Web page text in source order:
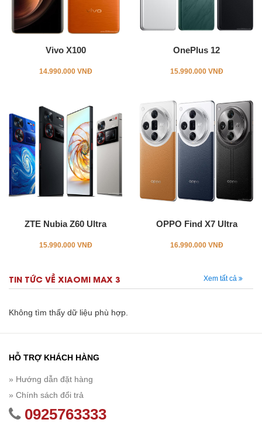
Vivo X100
14.990.000 VNĐ
OnePlus 12
15.990.000 VNĐ
ZTE Nubia Z60 Ultra
15.990.000 VNĐ
OPPO Find X7 Ultra
16.990.000 VNĐ
TIN TỨC VỀ XIAOMI MAX 3 Xem tất cả
Không tìm thấy dữ liệu phù hợp.
HỖ TRỢ KHÁCH HÀNG
» Hướng dẫn đặt hàng
» Chính sách đổi trả
0925763333